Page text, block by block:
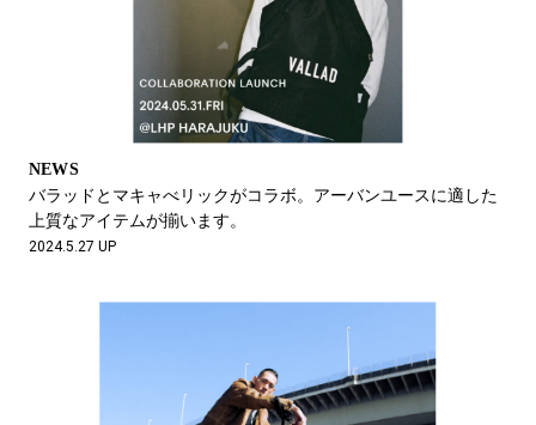
NEWS
バラッドとマキャべリックがコラボ。アーバンユースに適した
上質なアイテムが揃います。
2024.5.27 UP